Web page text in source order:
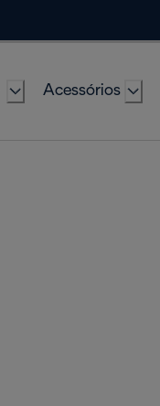
Acessórios